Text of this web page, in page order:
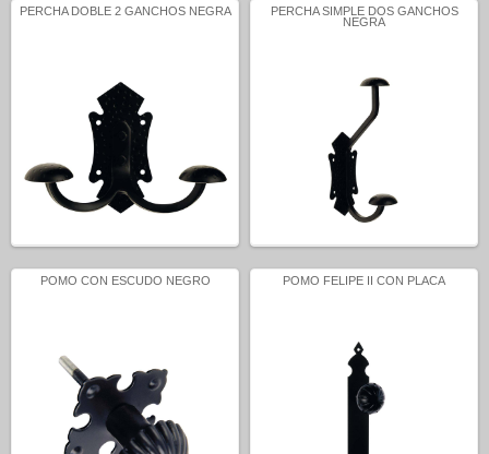
PERCHA DOBLE 2 GANCHOS NEGRA
PERCHA SIMPLE DOS GANCHOS
NEGRA
POMO CON ESCUDO NEGRO POMO FELIPE II CON PLACA